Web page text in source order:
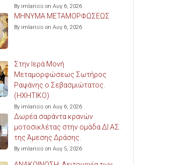
By imlarisis on Αυγ 6, 2026
ΜΗΝΥΜΑ ΜΕΤΑΜΟΡΦΩΣΕΩΣ
By imlarisis on Αυγ 6, 2026
Στην Ιερά Μονή
Μεταμορφώσεως Σωτήρος
Ραψάνης ο Σεβασμιώτατος.
(ΗΧΗΤΙΚΟ)
By imlarisis on Αυγ 6, 2026
Δωρέα σαράντα κρανών
μοτοσικλέτας στην ομάδα ΔΙ.ΑΣ.
της Άμεσης Δράσης.
By imlarisis on Αυγ 5, 2026